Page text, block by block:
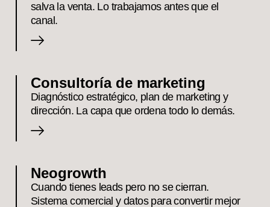
salva la venta. Lo trabajamos antes que el
canal.
Consultoría de marketing
Diagnóstico estratégico, plan de marketing y
dirección. La capa que ordena todo lo demás.
Neogrowth
Cuando tienes leads pero no se cierran.
Sistema comercial y datos para convertir mejor